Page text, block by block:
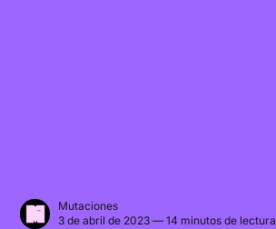
Mutaciones
3 de abril de 2023 — 14 minutos de lectura